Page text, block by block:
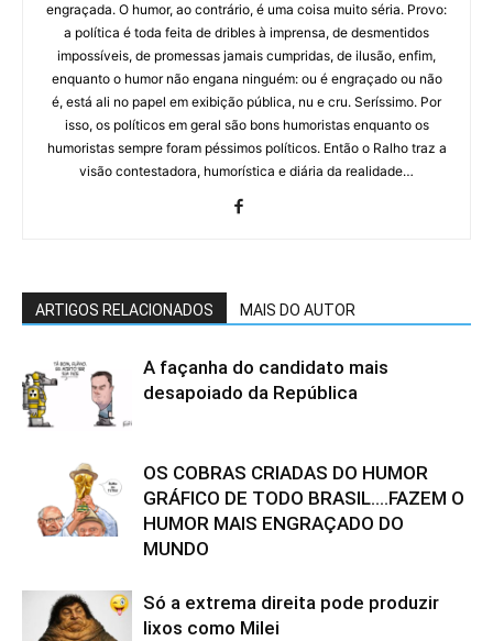
engraçada. O humor, ao contrário, é uma coisa muito séria. Provo:
a política é toda feita de dribles à imprensa, de desmentidos
impossíveis, de promessas jamais cumpridas, de ilusão, enfim,
enquanto o humor não engana ninguém: ou é engraçado ou não
é, está ali no papel em exibição pública, nu e cru. Seríssimo. Por
isso, os políticos em geral são bons humoristas enquanto os
humoristas sempre foram péssimos políticos. Então o Ralho traz a
visão contestadora, humorística e diária da realidade…
ARTIGOS RELACIONADOS MAIS DO AUTOR
A façanha do candidato mais
desapoiado da República
OS COBRAS CRIADAS DO HUMOR
GRÁFICO DE TODO BRASIL….FAZEM O
HUMOR MAIS ENGRAÇADO DO
MUNDO
Só a extrema direita pode produzir
lixos como Milei